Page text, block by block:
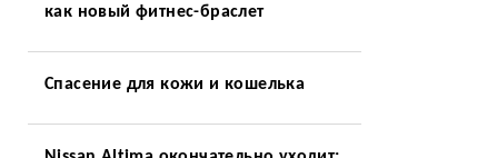
как новый фитнес-браслет
Спасение для кожи и кошелька